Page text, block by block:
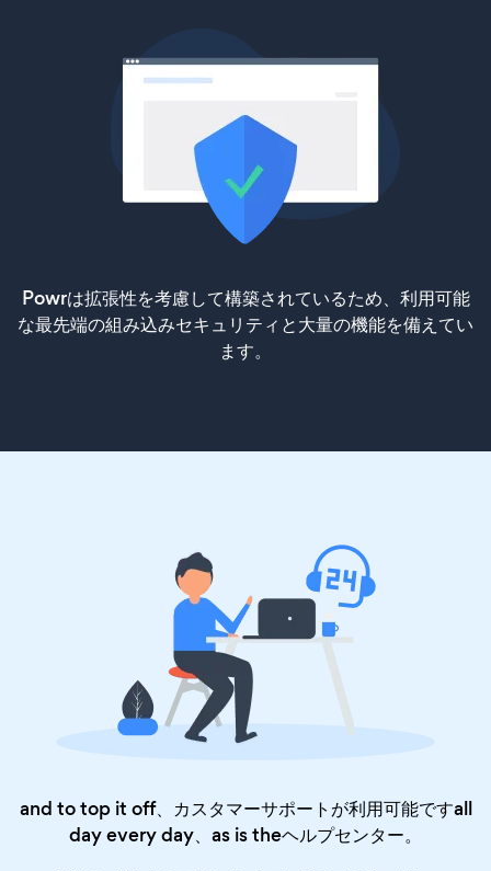
Powrは拡張性を考慮して構築されているため、利用可能
な最先端の組み込みセキュリティと大量の機能を備えてい
ます。
and to top it off、カスタマーサポートが利用可能ですall
day every day、as is theヘルプセンター。